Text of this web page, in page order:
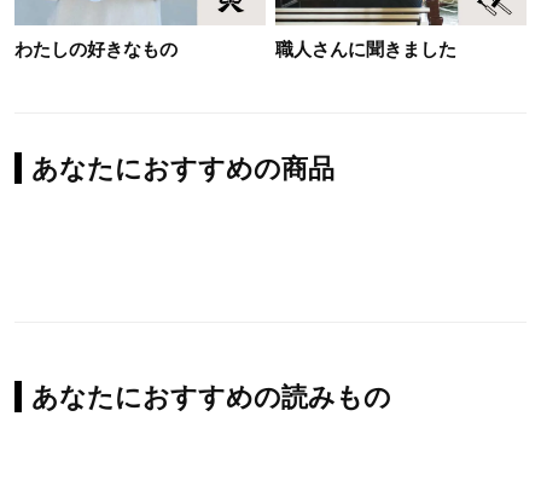
わたしの好きなもの 職人さんに聞きました
あなたにおすすめの商品
あなたにおすすめの読みもの